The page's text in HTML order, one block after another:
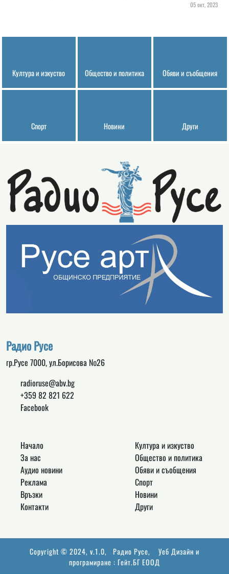
05 окт, 2023
Култура и изкуство Общество и политика Обяви и съобщения
Спорт Новини Други
Радио Русе
гр.Русе 7000, ул.Борисова №26
radioruse@abv.bg
+359 82 821 622
Facebook
Начало
За нас
Аудио новини
Реклама
Връзки
Контакти
Култура и изкуство
Общество и политика
Обяви и съобщения
Спорт
Новини
Други
Copyright © 2024, v.1.0, Радио Русе, Уеб Дизайн и
програмиране : Гейт.БГ ЕООД